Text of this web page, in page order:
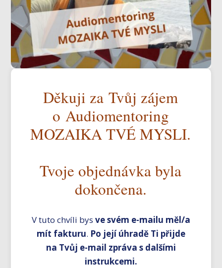
Děkuji za Tvůj zájem
o Audiomentoring
MOZAIKA TVÉ MYSLI.
Tvoje objednávka byla
dokončena.
V tuto chvíli bys ve svém e-mailu měl/a
mít fakturu. Po její úhradě Ti přijde
na Tvůj e-mail zpráva s dalšími
instrukcemi.